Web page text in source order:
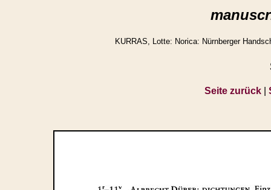
KURRAS, Lotte: Norica: Nürnberger
Seite zurück|